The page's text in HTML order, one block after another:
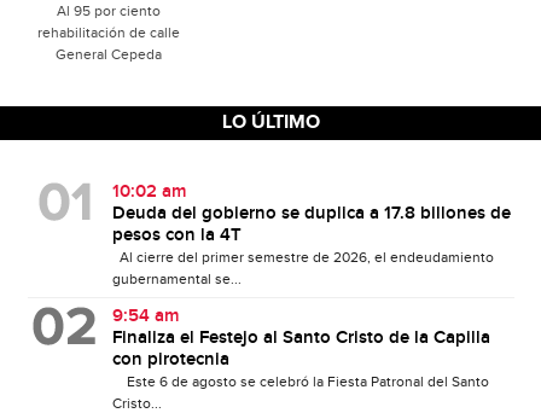
Al 95 por ciento
rehabilitación de calle
General Cepeda
LO ÚLTIMO
10:02 am
Deuda del gobierno se duplica a 17.8 billones de
pesos con la 4T
Al cierre del primer semestre de 2026, el endeudamiento
gubernamental se...
9:54 am
Finaliza el Festejo al Santo Cristo de la Capilla
con pirotecnia
Este 6 de agosto se celebró la Fiesta Patronal del Santo
Cristo...